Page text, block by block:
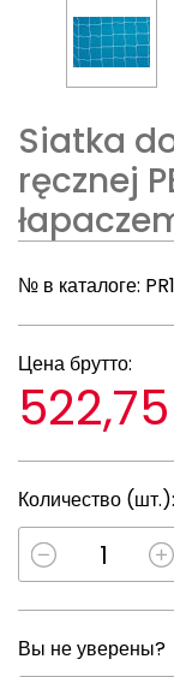
Siatka
ręcznej
№ в каталоге:
Цена брутто:
522,75
Количество (шт.):
Вы не уверены?